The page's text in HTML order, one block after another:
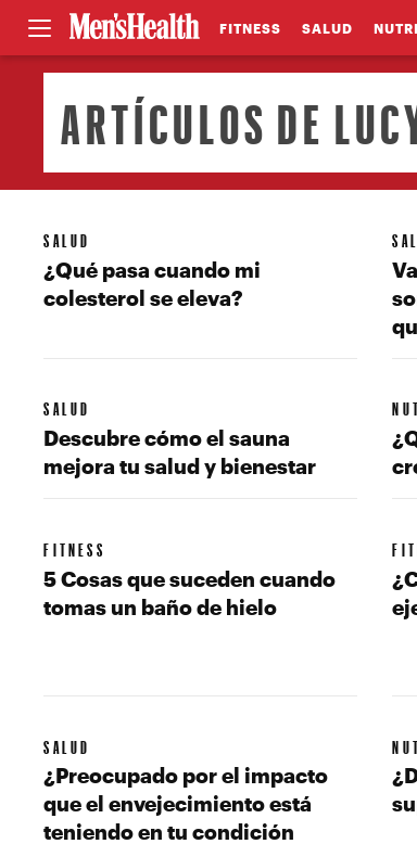
FITNESS SALUD
ARTÍCULOS DE
SALUD
¿Qué pasa cuando mi
colesterol se eleva?
SALUD
Descubre cómo el sauna
mejora tu salud y bienestar
FITNESS
5 Cosas que suceden cuando
tomas un baño de hielo
SALUD
¿Preocupado por el impacto
que el envejecimiento está
teniendo en tu condición